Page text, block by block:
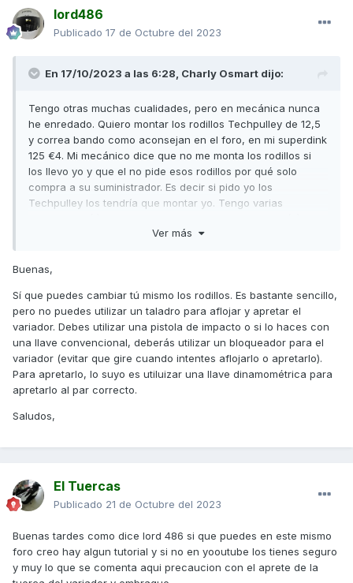
lord486
Publicado 17 de Octubre del 2023
En 17/10/2023 a las 6:28, Charly Osmart dijo:
Tengo otras muchas cualidades, pero en mecánica nunca
he enredado. Quiero montar los rodillos Techpulley de 12,5
y correa bando como aconsejan en el foro, en mi superdink
125 €4. Mi mecánico dice que no me monta los rodillos si
los llevo yo y que el no pide esos rodillos por qué solo
compra a su suministrador. Es decir si pido yo los
Techpulley los tendría que montar yo. Tengo varias
valdría la pistola taladro convencional de batería que
Pulley?Gracias anticipadas
Ver más
Buenas,
Sí que puedes cambiar tú mismo los rodillos. Es bastante sencillo,
pero no puedes utilizar un taladro para aflojar y apretar el
variador. Debes utilizar una pistola de impacto o si lo haces con
una llave convencional, deberás utilizar un bloqueador para el
variador (evitar que gire cuando intentes aflojarlo o apretarlo).
Para apretarlo, lo suyo es utiluizar una llave dinamométrica para
apretarlo al par correcto.
Saludos,
El Tuercas
Publicado 21 de Octubre del 2023
Buenas tardes como dice lord 486 si que puedes en este mismo
foro creo hay algun tutorial y si no en yooutube los tienes seguro
y muy lo que se comenta aqui precaucion con el aprete de la